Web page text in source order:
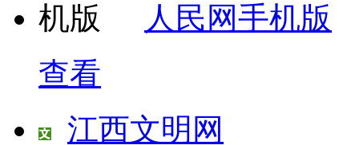
人民网手机版
查看
江西文明网